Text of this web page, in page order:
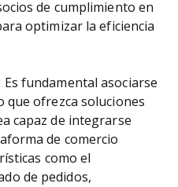
de cumplimiento en
optimizar la eficiencia
Es fundamental asociarse
que ofrezca soluciones
capaz de integrarse
de comercio
como el
de pedidos,